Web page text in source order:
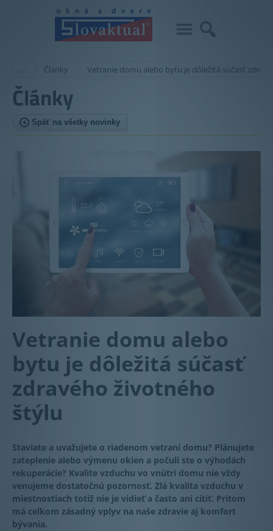
… Články Vetranie domu alebo bytu je dôležitá súčasť
Články
Späť na všetky novinky
Vetranie domu alebo
bytu je dôležitá súčasť
zdravého životného
štýlu
Staviate a uvažujete o riadenom vetraní domu? Plánujete
zateplenie alebo výmenu okien a počuli ste o výhodách
rekuperácie? Kvalite vzduchu vo vnútri domu nie vždy
venujeme dostatočnú pozornosť. Zlá kvalita vzduchu v
miestnostiach totiž nie je vidieť a často ani cítiť. Pritom
má celkom zásadný vplyv na naše zdravie aj komfort
bývania.